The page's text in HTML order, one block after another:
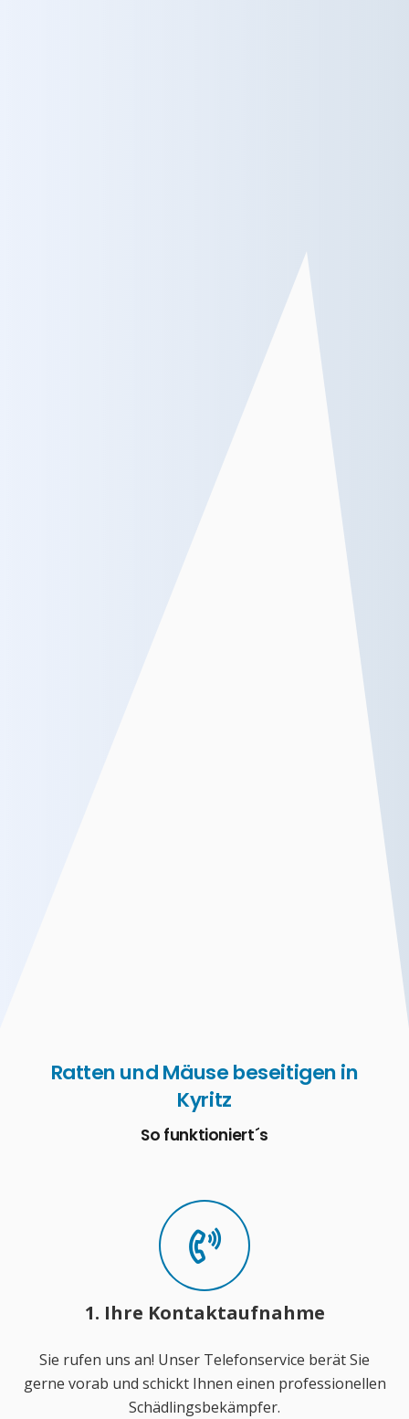
Ratten und Mäuse beseitigen in
Kyritz
So funktioniert´s
1. Ihre Kontaktaufnahme
Sie rufen uns an! Unser Telefonservice berät Sie
gerne vorab und schickt Ihnen einen professionellen
Schädlingsbekämpfer.